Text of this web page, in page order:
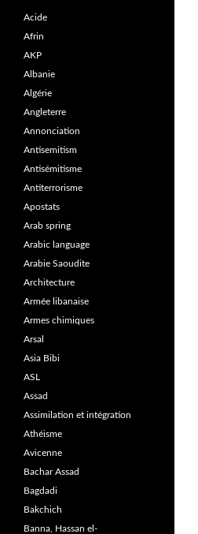
Acide
Afrin
AKP
Albanie
Algérie
Angleterre
Annonciation
Antisemitism
Antisémitisme
Antiterrorisme
Apostats
Arab spring
Arabic language
Arabie Saoudite
Architecture
Armée libanaise
Armes chimiques
Arsal
Asia Bibi
ASL
Assad
Assimilation et intégration
Athéisme
Avicenne
Bachar Assad
Bagdadi
Bakchich
Banna, Hassan el-